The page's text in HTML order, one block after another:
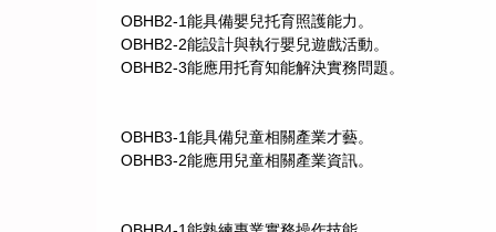
OBHB2-1能具備嬰兒托育照護能力。
OBHB2-2能設計與執行嬰兒遊戲活動。
OBHB2-3能應用托育知能解決實務問題。
OBHB3-1能具備兒童相關產業才藝。
OBHB3-2能應用兒童相關產業資訊。